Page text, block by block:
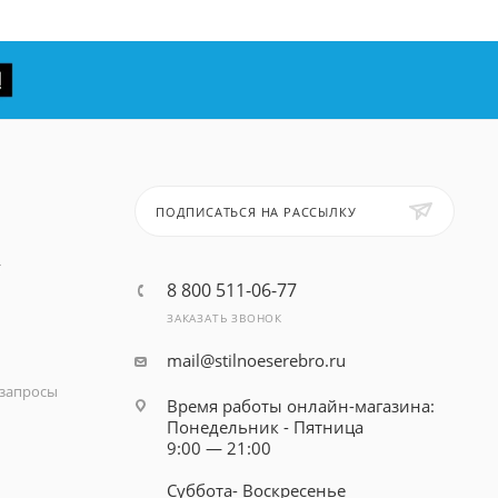
ПОДПИСАТЬСЯ НА РАССЫЛКУ
8 800 511-06-77
ЗАКАЗАТЬ ЗВОНОК
mail@stilnoeserebro.ru
Время работы онлайн-магазина:
Понедельник - Пятница
9:00 — 21:00
Суббота- Воскресенье